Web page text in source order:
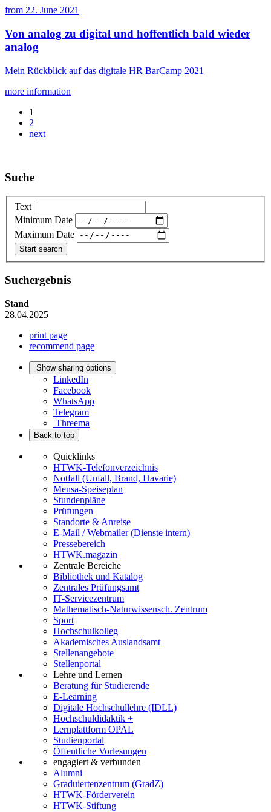
from 22. June 2021
Von analog zu digital und hoffentlich bald wieder
analog
Mein Rückblick auf das digitale HR BarCamp 2021
more information
1
2
next
Suche
Text
Minimum Date
Maximum Date
Suchergebnis
Stand
28.04.2025
print page
recommend page
Show sharing options
LinkedIn
Facebook
WhatsApp
Telegram
Threema
Back to top
Quicklinks
HTWK-Telefonverzeichnis
Notfall (Unfall, Brand, Havarie)
Mensa-Speiseplan
Stundenpläne
Prüfungen
Standorte & Anreise
E-Mail / Webmailer (Dienste intern)
Pressebereich
HTWK.magazin
Zentrale Bereiche
Bibliothek und Katalog
Zentrales Prüfungsamt
IT-Servicezentrum
Mathematisch-Naturwissensch. Zentrum
Sport
Hochschulkolleg
Akademisches Auslandsamt
Stellenangebote
Stellenportal
Lehre und Lernen
Beratung für Studierende
E-Learning
Digitale Hochschullehre (IDLL)
Hochschuldidaktik +
Lernplattform OPAL
Studienportal
Öffentliche Vorlesungen
engagiert & verbunden
Alumni
Graduiertenzentrum (GradZ)
HTWK-Förderverein
HTWK-Stiftung